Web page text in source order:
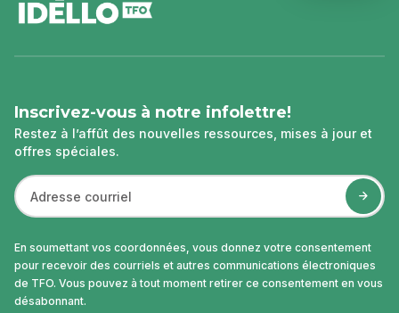
de
page
Inscrivez-vous à notre infolettre!
Restez à l’affût des nouvelles ressources, mises à jour et
offres spéciales.
En soumettant vos coordonnées, vous donnez votre consentement
pour recevoir des courriels et autres communications électroniques
de TFO. Vous pouvez à tout moment retirer ce consentement en vous
désabonnant.